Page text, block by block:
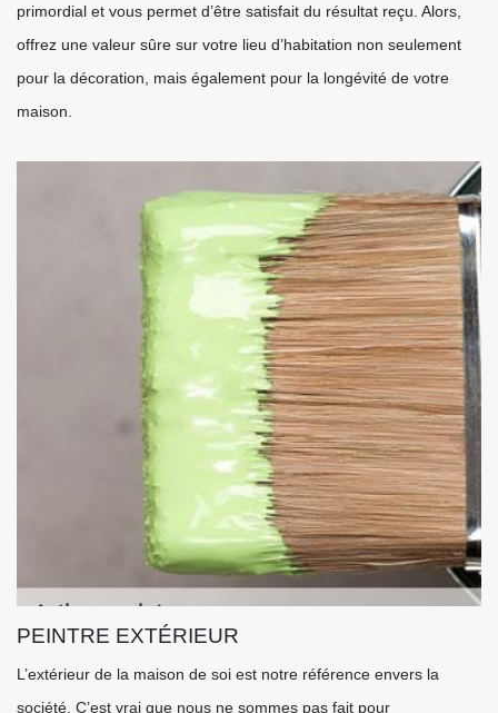
primordial et vous permet d’être satisfait du résultat reçu. Alors,
offrez une valeur sûre sur votre lieu d’habitation non seulement
pour la décoration, mais également pour la longévité de votre
maison.
PEINTRE EXTÉRIEUR
L’extérieur de la maison de soi est notre référence envers la
société. C’est vrai que nous ne sommes pas fait pour